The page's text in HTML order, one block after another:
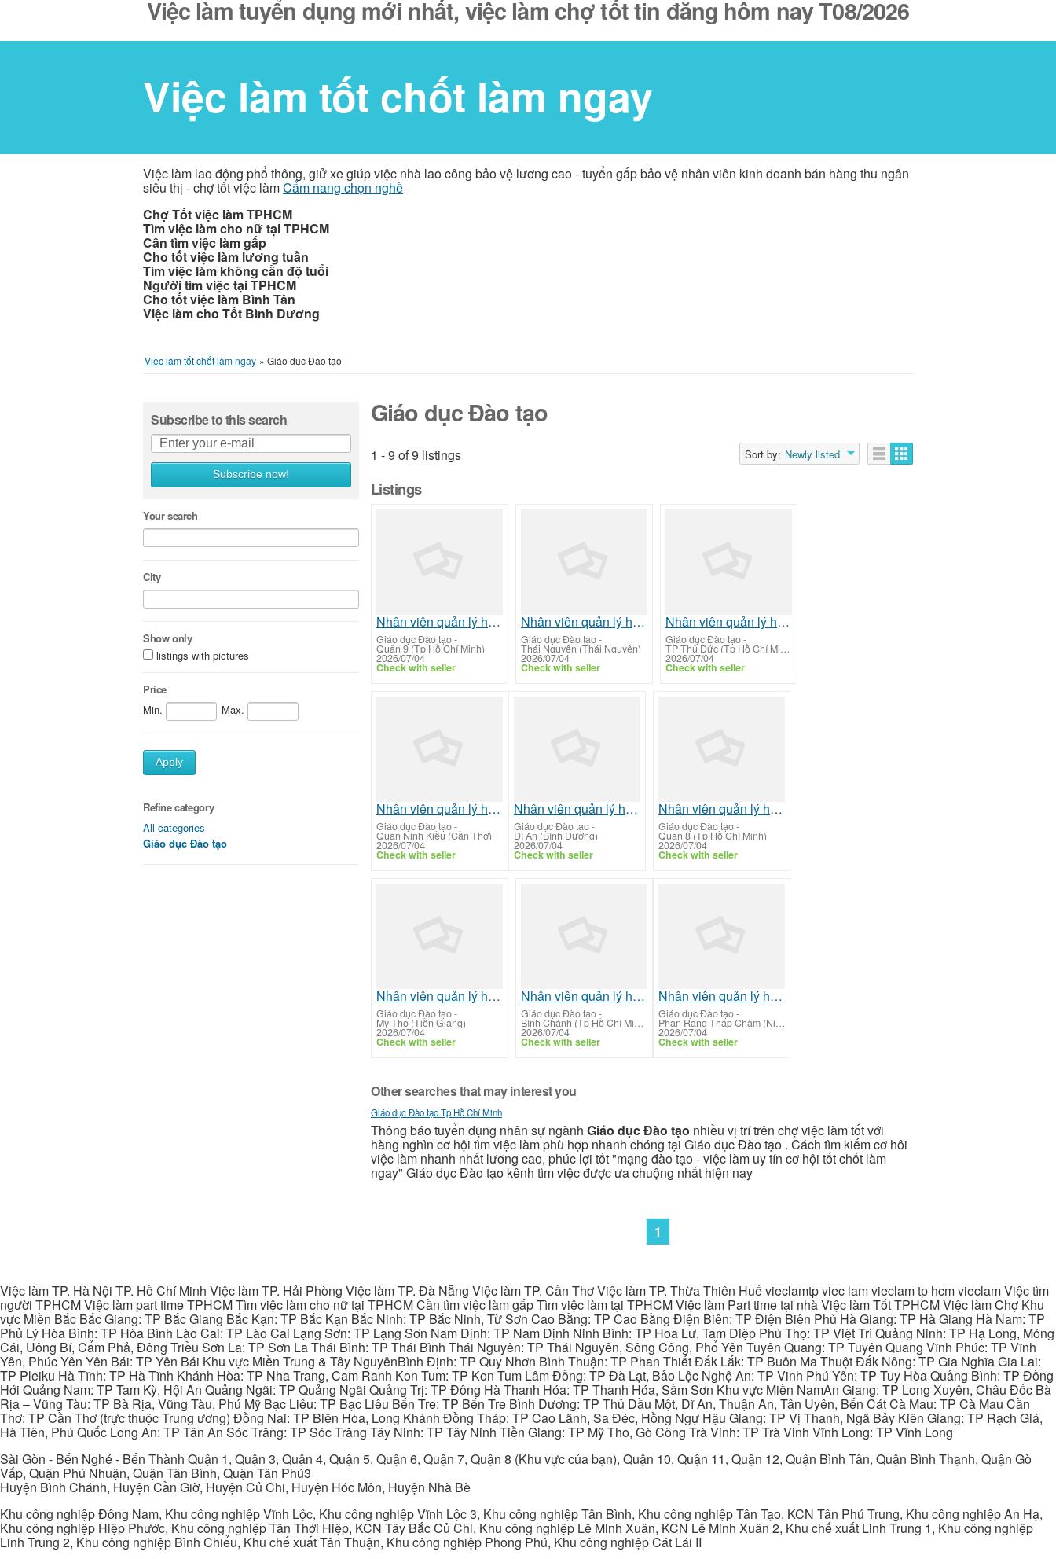
Việc làm tuyển dụng mới nhất, việc làm chợ tốt tin đăng hôm nay T08/2026
Việc làm tốt chốt làm ngay
Việc làm lao động phổ thông, giử xe giúp việc nhà lao công bảo vệ lương cao - tuyển gấp bảo vệ nhân viên kinh doanh bán hàng thu ngân
siêu thị - chợ tốt việc làmCẩm nang chọn nghề
Chợ Tốt việc làm TPHCM
Tìm việc làm cho nữ tại TPHCM
Cần tìm việc làm gấp
Cho tốt việc làm lương tuần
Tìm việc làm không cần độ tuổi
Người tìm việc tại TPHCM
Cho tốt việc làm Bình Tân
Việc làm cho Tốt Bình Dương
Việc làm tốt chốt làm ngay » Giáo dục Đào tạo
Subscribe to this search
Subscribe now!
Your search
City
Show only
listings with pictures
Price
Min.
Max.
Apply
Refine category
All categories
Giáo dục Đào tạo
Giáo dục Đào tạo
1 - 9 of 9 listings Sort by: Newly listed
Listings
Nhân viên quản lý hồ sơ tuyển sinh đào tạo
Giáo dục Đào tạo-
Quận 9 (Tp Hồ Chí Minh)
2026/07/04
Check with seller
Nhân viên quản lý hồ sơ tuyển sinh đào tạo
Giáo dục Đào tạo-
Thái Nguyên (Thái Nguyên)
2026/07/04
Check with seller
Nhân viên quản lý hồ sơ tuyển sinh đào tạo
Giáo dục Đào tạo-
TP Thủ Đức (Tp Hồ Chí Minh)
2026/07/04
Check with seller
Nhân viên quản lý hồ sơ tuyển sinh đào tạo
Giáo dục Đào tạo-
Quận Ninh Kiều (Cần Thơ)
2026/07/04
Check with seller
Nhân viên quản lý hồ sơ tuyển sinh đào tạo
Giáo dục Đào tạo-
Dĩ An (Bình Dương)
2026/07/04
Check with seller
Nhân viên quản lý hồ sơ tuyển sinh đào tạo
Giáo dục Đào tạo-
Quận 8 (Tp Hồ Chí Minh)
2026/07/04
Check with seller
Nhân viên quản lý hồ sơ tuyển sinh đào tạo
Giáo dục Đào tạo-
Mỹ Tho (Tiền Giang)
2026/07/04
Check with seller
Nhân viên quản lý hồ sơ tuyển sinh đào tạo
Giáo dục Đào tạo-
Bình Chánh (Tp Hồ Chí Minh)
2026/07/04
Check with seller
Nhân viên quản lý hồ sơ tuyển sinh đào tạo
Giáo dục Đào tạo-
Phan Rang-Tháp Chàm (Ninh Thuận)
2026/07/04
Check with seller
Other searches that may interest you
Giáo dục Đào tạo Tp Hồ Chí Minh
Thông báo tuyển dụng nhân sự ngành Giáo dục Đào tạo nhiều vị trí trên chợ việc làm tốt với
hàng nghìn cơ hội tìm việc làm phù hợp nhanh chóng tại Giáo dục Đào tạo . Cách tìm kiếm cơ hôi
việc làm nhanh nhất lương cao, phúc lợi tốt "mạng đào tạo - việc làm uy tín cơ hội tốt chốt làm
ngay" Giáo dục Đào tạo kênh tìm việc được ưa chuộng nhất hiện nay
1
Việc làm TP. Hà Nội TP. Hồ Chí Minh Việc làm TP. Hải Phòng Việc làm TP. Đà Nẵng Việc làm TP. Cần Thơ Việc làm TP. Thừa Thiên Huế vieclamtp viec lam vieclam tp hcm vieclam Việc tìm
người TPHCM Việc làm part time TPHCM Tìm việc làm cho nữ tại TPHCM Cần tìm việc làm gấp Tìm việc làm tại TPHCM Việc làm Part time tại nhà Việc làm Tốt TPHCM Việc làm Chợ Khu
vực Miền Bắc Bắc Giang: TP Bắc Giang Bắc Kạn: TP Bắc Kạn Bắc Ninh: TP Bắc Ninh, Từ Sơn Cao Bằng: TP Cao Bằng Điện Biên: TP Điện Biên Phủ Hà Giang: TP Hà Giang Hà Nam: TP
Phủ Lý Hòa Bình: TP Hòa Bình Lào Cai: TP Lào Cai Lạng Sơn: TP Lạng Sơn Nam Định: TP Nam Định Ninh Bình: TP Hoa Lư, Tam Điệp Phú Thọ: TP Việt Trì Quảng Ninh: TP Hạ Long, Móng
Cái, Uông Bí, Cẩm Phả, Đông Triều Sơn La: TP Sơn La Thái Bình: TP Thái Bình Thái Nguyên: TP Thái Nguyên, Sông Công, Phổ Yên Tuyên Quang: TP Tuyên Quang Vĩnh Phúc: TP Vĩnh
Yên, Phúc Yên Yên Bái: TP Yên Bái Khu vực Miền Trung & Tây NguyênBình Định: TP Quy Nhơn Bình Thuận: TP Phan Thiết Đắk Lắk: TP Buôn Ma Thuột Đắk Nông: TP Gia Nghĩa Gia Lai:
TP Pleiku Hà Tĩnh: TP Hà Tĩnh Khánh Hòa: TP Nha Trang, Cam Ranh Kon Tum: TP Kon Tum Lâm Đồng: TP Đà Lạt, Bảo Lộc Nghệ An: TP Vinh Phú Yên: TP Tuy Hòa Quảng Bình: TP Đồng
Hới Quảng Nam: TP Tam Kỳ, Hội An Quảng Ngãi: TP Quảng Ngãi Quảng Trị: TP Đông Hà Thanh Hóa: TP Thanh Hóa, Sầm Sơn Khu vực Miền NamAn Giang: TP Long Xuyên, Châu Đốc Bà
Rịa – Vũng Tàu: TP Bà Rịa, Vũng Tàu, Phú Mỹ Bạc Liêu: TP Bạc Liêu Bến Tre: TP Bến Tre Bình Dương: TP Thủ Dầu Một, Dĩ An, Thuận An, Tân Uyên, Bến Cát Cà Mau: TP Cà Mau Cần
Thơ: TP Cần Thơ (trực thuộc Trung ương) Đồng Nai: TP Biên Hòa, Long Khánh Đồng Tháp: TP Cao Lãnh, Sa Đéc, Hồng Ngự Hậu Giang: TP Vị Thanh, Ngã Bảy Kiên Giang: TP Rạch Giá,
Hà Tiên, Phú Quốc Long An: TP Tân An Sóc Trăng: TP Sóc Trăng Tây Ninh: TP Tây Ninh Tiền Giang: TP Mỹ Tho, Gò Công Trà Vinh: TP Trà Vinh Vĩnh Long: TP Vĩnh Long
Sài Gòn - Bến Nghé - Bến Thành Quận 1, Quận 3, Quận 4, Quận 5, Quận 6, Quận 7, Quận 8 (Khu vực của bạn), Quận 10, Quận 11, Quận 12, Quận Bình Tân, Quận Bình Thạnh, Quận Gò
Vấp, Quận Phú Nhuận, Quận Tân Bình, Quận Tân Phú3
Huyện Bình Chánh, Huyện Cần Giờ, Huyện Củ Chi, Huyện Hóc Môn, Huyện Nhà Bè
Khu công nghiệp Đông Nam, Khu công nghiệp Vĩnh Lộc, Khu công nghiệp Vĩnh Lộc 3, Khu công nghiệp Tân Bình, Khu công nghiệp Tân Tạo, KCN Tân Phú Trung, Khu công nghiệp An Hạ,
Khu công nghiệp Hiệp Phước, Khu công nghiệp Tân Thới Hiệp, KCN Tây Bắc Củ Chi, Khu công nghiệp Lê Minh Xuân, KCN Lê Minh Xuân 2, Khu chế xuất Linh Trung 1, Khu công nghiệp
Linh Trung 2, Khu công nghiệp Bình Chiểu, Khu chế xuất Tân Thuận, Khu công nghiệp Phong Phú, Khu công nghiệp Cát Lái II